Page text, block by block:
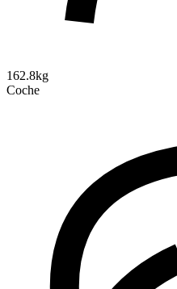
162.8kg
Coche